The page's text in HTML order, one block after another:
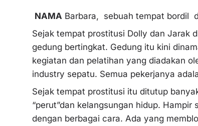
NAMA Barbara, sebuah tempat bordil
Sejak tempat prostitusi Dolly dan Jarak
gedung bertingkat. Gedung itu kini
kegiatan dan pelatihan yang diadakan
industry sepatu. Semua pekerjanya
Sejak tempat prostitusi itu ditutup
“perut”dan kelangsungan hidup.
dengan berbagai cara. Ada yang